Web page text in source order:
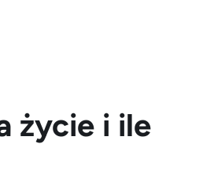
życie i ile